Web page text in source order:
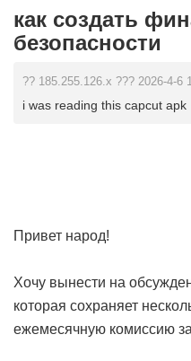
как создать
безопасности
?? 185.255.126.x ??? 2026-4-6
i was reading this capcut apk
Привет народ!
Хочу вынести на
которая сохраняет
ежемесячную комиссию